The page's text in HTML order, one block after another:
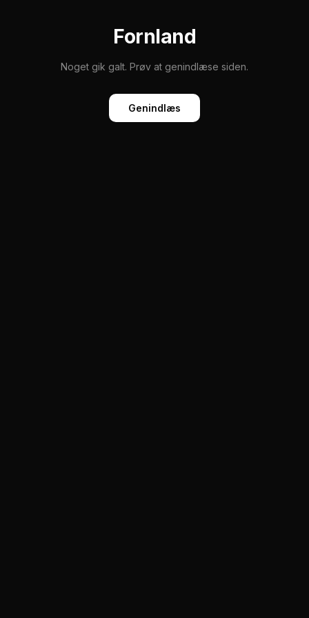
Fornland
Noget gik galt. Prøv at genindlæse siden.
Genindlæs